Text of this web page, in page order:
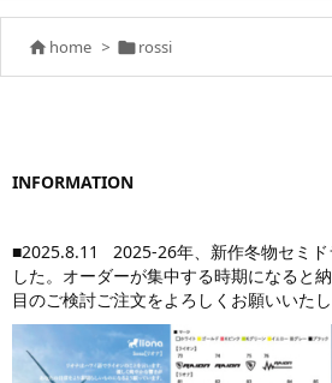
 home > rossi
INFORMATION
■2025.8.11 2025-26年、新作冬物セミド
した。オーダーが集中する時期になると
目のご検討ご注文をよろしくお願いいたし